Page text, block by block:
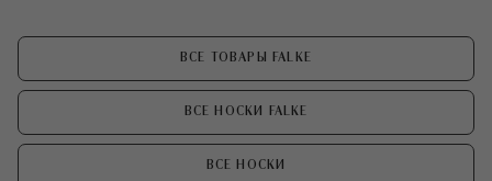
ВСЕ ТОВАРЫ FALKE
ВСЕ НОСКИ FALKE
ВСЕ НОСКИ